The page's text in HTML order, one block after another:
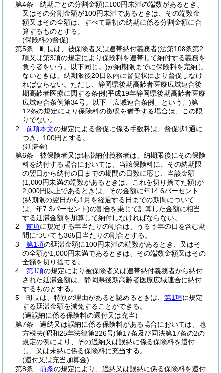
第4条
納期ごとの分割金額に100円未満の端数があるとき、
又はその分割金額が100円未満であるときは、その端数金
額又はその全額は、すべて最初の納期に係る分割金額に合
算するものとする。
(保険料の督促)
第5条
町長は、被保険者又は連帯納付義務者(法第108条第2
項又は第3項の規定により保険料を連帯して納付する義務を
負う者をいう。以下同じ。)が納期限までに保険料を完納し
ないときは、納期限後20日以内に督促状により督促しなけ
ればならない。 ただし、静岡県後期高齢者医療広域連合後
期高齢者医療に関する条例(平成19年静岡県後期高齢者医療
広域連合条例第34号。以下「広域連合条例」という。)第
12条の規定により保険料の徴収を猶予する場合は、この限
りでない。
2
前項本文の規定による督促に係る手数料は、督促状1通に
つき、100円とする。
(延滞金)
第6条
被保険者又は連帯納付義務者は、納期限後にその保険
料を納付する場合においては、当該保険料に、その納期限
の翌日から納付の日までの期間の日数に応じ、当該金額
(1,000円未満の端数があるときは、これを切り捨てた額)が
2,000円以上であるときは、その金額に年14.6パーセント
(納期限の翌日から1月を経過する日までの期間について
は、年7.3パーセント)の割合を乗じて計算した金額に相当
する延滞金額を加算して納付しなければならない。
2
前項に規定する年当たりの割合は、うるう年の日を含む期
間についても365日当たりの割合とする。
3
第1項の延滞金額に100円未満の端数があるとき、又はそ
の全額が1,000円未満であるときは、その端数金額又はその
全額を切り捨てる。
4
第1項の規定により被保険者又は連帯納付義務者から納付
された延滞金額は、静岡県後期高齢者医療広域連合に納付
するものとする。
5
町長は、特別の理由があると認めるときは、 第1項に規定
する延滞金額を減免することができる。
(過誤納に係る保険料の還付又は充当)
第7条
過納又は誤納に係る保険料がある場合においては、地
方税法(昭和25年法律第226号)第17条及び同法第17条の2の
規定の例により、その過納又は誤納に係る保険料を還付
し、又は未納に係る保険料に充当する。
(還付又は充当加算金)
第8条
前条の規定により、過納又は誤納に係る保険料を還付